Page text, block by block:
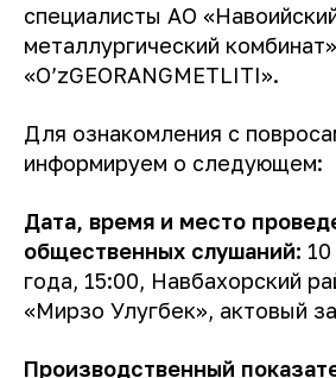
специалисты АО
металлургический
«O’zGEORANGMETLITI».
Для ознакомления с
информируем о следующем:
Дата, время и место
общественных слушаний:
года, 15:00, Навбахорский
«Мирзо Улугбек», актовый
Производственный